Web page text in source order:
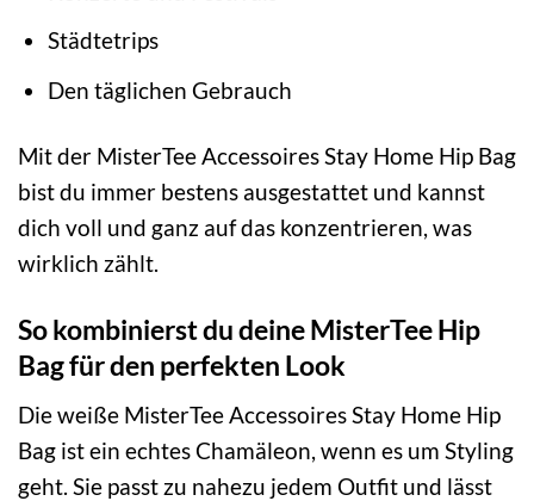
Städtetrips
Den täglichen Gebrauch
Mit der MisterTee Accessoires Stay Home Hip Bag
bist du immer bestens ausgestattet und kannst
dich voll und ganz auf das konzentrieren, was
wirklich zählt.
So kombinierst du deine MisterTee Hip
Bag für den perfekten Look
Die weiße MisterTee Accessoires Stay Home Hip
Bag ist ein echtes Chamäleon, wenn es um Styling
geht. Sie passt zu nahezu jedem Outfit und lässt